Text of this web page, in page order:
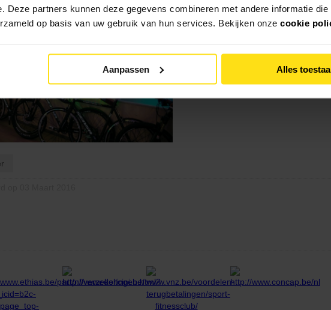
Deze partners kunnen deze gegevens combineren met andere informatie die
op basis van uw gebruik van hun services. Bekijken onze cookie
Aanpassen Alles